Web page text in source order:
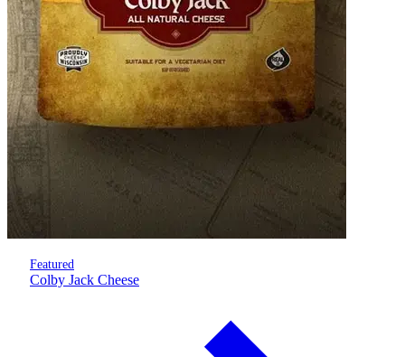
Featured
Colby Jack Cheese